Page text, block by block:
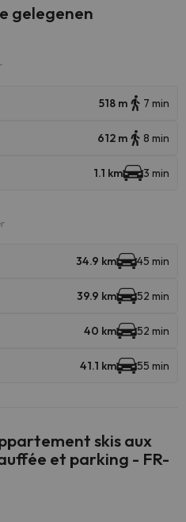
gelegenen
518 m 7 min
612 m 8 min
1.1 km 3 min
34.9 km 45 min
39.9 km 52 min
40 km 52 min
41.1 km 55 min
skis aux
et parking - FR-